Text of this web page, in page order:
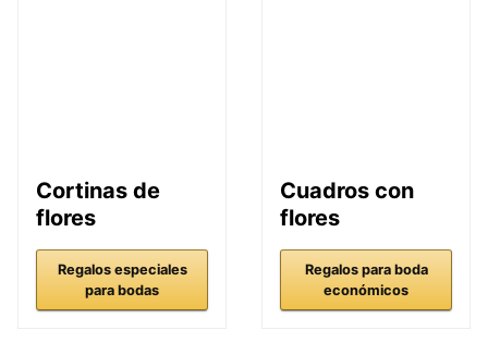
Cortinas de
flores
Regalos especiales
para bodas
Cuadros con
flores
Regalos para boda
económicos